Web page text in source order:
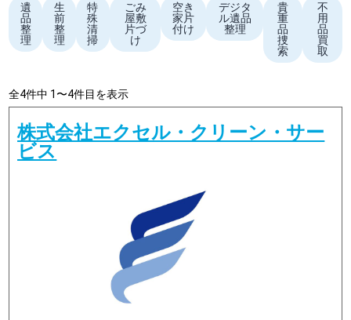
遺
品
整
理
生
前
整
理
特
殊
清
掃
ごみ
屋敷
片づ
け
空き
家片
付け
デジタ
ル遺品
整理
貴
重
品
捜
索
不
用
品
買
取
全4件中 1〜4件目を表示
株式会社エクセル・クリーン・サー
ビス